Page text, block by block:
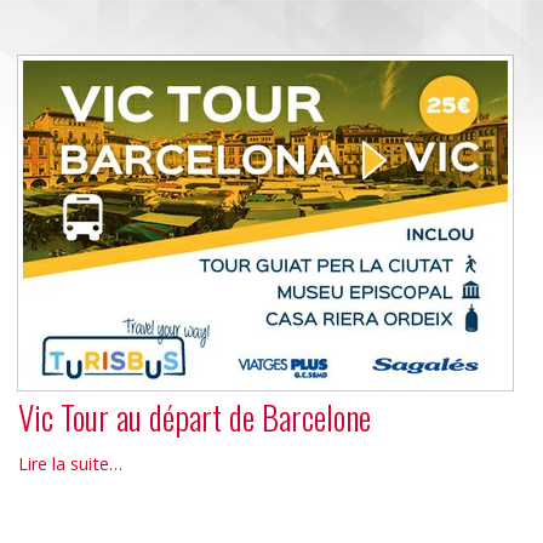
Vic Tour au départ de Barcelone
Vic
Lire la suite…